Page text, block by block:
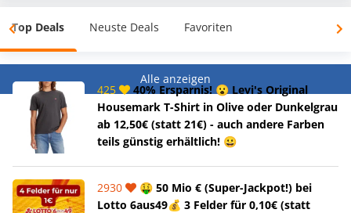
Top Deals Neuste Deals Favoriten
Alle anzeigen
425
40% Ersparnis! 😮 Levi's Original
Housemark T-Shirt in Olive oder Dunkelgrau
ab 12,50€ (statt 21€) - auch andere Farben
teils günstig erhältlich! 😀
2930
🤑 50 Mio € (Super-Jackpot!) bei
Lotto 6aus49💰 3 Felder für 0,10€ (statt